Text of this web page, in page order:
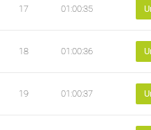
17 01:00:35
18 01:00:36
19 01:00:37